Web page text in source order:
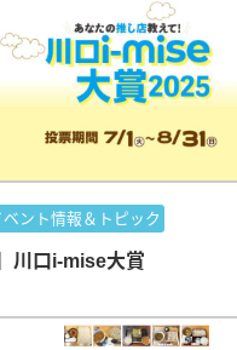
ベント情報＆トピック
川口i-mise大賞